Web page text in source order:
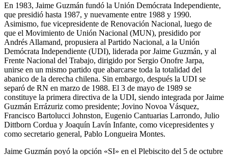
En 1983, Jaime Guzmán fundó la Unión Demócrata Independiente,
que presidió hasta 1987, y nuevamente entre 1988 y 1990.
Asimismo, fue vicepresidente de Renovación Nacional, luego de
que el Movimiento de Unión Nacional (MUN), presidido por
Andrés Allamand, propusiera al Partido Nacional, a la Unión
Demócrata Independiente (UDI), liderada por Jaime Guzmán, y al
Frente Nacional del Trabajo, dirigido por Sergio Onofre Jarpa,
unirse en un mismo partido que abarcarse toda la totalidad del
abanico de la derecha chilena. Sin embargo, después la UDI se
separó de RN en marzo de 1988. El 3 de mayo de 1989 se
constituye la primera directiva de la UDI, siendo integrada por Jaime
Guzmán Errázuriz como presidente; Jovino Novoa Vásquez,
Francisco Bartolucci Johnston, Eugenio Cantuarias Larrondo, Julio
Dittborn Cordua y Joaquín Lavín Infante, como vicepresidentes y
como secretario general, Pablo Longueira Montes.
Jaime Guzmán poyó la opción «SI» en el Plebiscito del 5 de octubre